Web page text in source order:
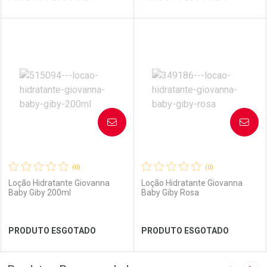
Laboratório
Ver Desconto Convênio
Por Menos Laboratório
Ver Desconto Convênio
Por Menos
(0)
Loção Hidratante Giovanna
Baby Giby 200ml
PRODUTO ESGOTADO
AVISE-ME
(0)
Loção Hidratante Giovanna
Baby Giby Rosa
PRODUTO ESGOTADO
AVISE-ME